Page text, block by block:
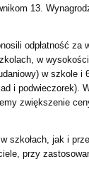
13.
odpłatność za
w
w szkole i
i podwieczorek).
zwiększenie
szkołach, jak i
przy